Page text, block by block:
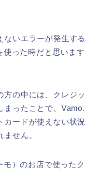
ないエラーが発生する
った時だと思います
方の中には、クレジッ
まったことで、Vamo.
カードが使えない状況
せん。
）のお店で使ったク